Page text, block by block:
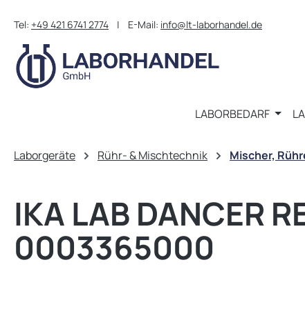
Tel: +49 421 6741 2774 | E-Mail: info@lt-laborhandel.de
LABORBEDARF
Laborgeräte Rühr- & Mischtechnik Mischer,
IKA LAB DANCER
0003365000